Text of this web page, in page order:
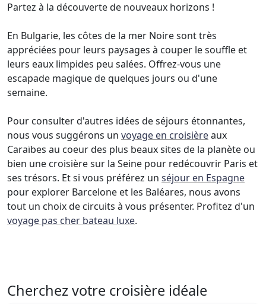
Partez à la découverte de nouveaux horizons !
En Bulgarie, les côtes de la mer Noire sont très
appréciées pour leurs paysages à couper le souffle et
leurs eaux limpides peu salées. Offrez-vous une
escapade magique de quelques jours ou d'une
semaine.
Pour consulter d'autres idées de séjours étonnantes,
nous vous suggérons un voyage en croisièreaux
Caraïbes au coeur des plus beaux sites de la planète ou
bien une croisière sur la Seine pour redécouvrir Paris et
ses trésors. Et si vous préférez un séjour en Espagne
pour explorer Barcelone et les Baléares, nous avons
tout un choix de circuits à vous présenter. Profitez d'un
voyage pas cher bateau luxe.
Cherchez votre croisière idéale